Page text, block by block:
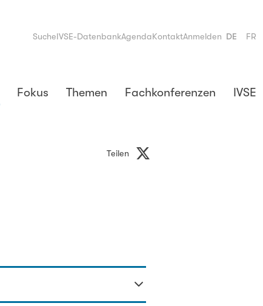
SucheIVSE-DatenbankAgendaKontaktAnmelden DE FR
Fokus Themen Fachkonferenzen IVSE
Teilen